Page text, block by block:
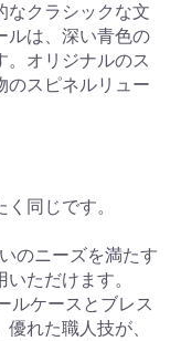
なクラシックな文
ルは、深い青色の
。オリジナルのス
のスピネルリュー
同じです。
のニーズを満たす
ただけます。
ルケースとブレス
れた職人技が、